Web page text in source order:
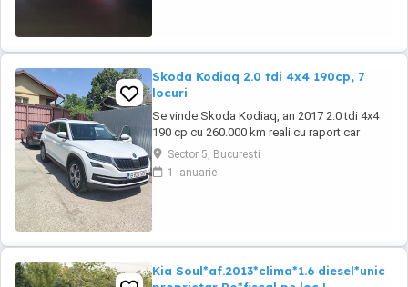
Skoda Kodiaq 2.0 tdi 4x4 190cp, 7
locuri
Se vinde Skoda Kodiaq, an 2017 2.0 tdi 4x4
190 cp cu 260.000 km reali cu raport car
vertical. La 253.000 km s-a efectuat revizie cu
facturi la: ulei+filtre, plăcute frână, rulment
spate, schimbat ulei dsg , cutie transfer, grup
Sector 5, Bucuresti
1 ianuarie
Kia Soul*af.2013*clima*1.6 diesel*unic